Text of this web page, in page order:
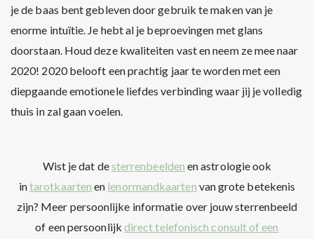
je de baas bent gebleven door gebruik te maken van je
enorme intuïtie. Je hebt al je beproevingen met glans
doorstaan. Houd deze kwaliteiten vast en neem ze mee naar
2020! 2020 belooft een prachtig jaar te worden met een
diepgaande emotionele liefdes verbinding waar jij je volledig
thuis in zal gaan voelen.
Wist je dat de sterrenbeelden en astrologie ook
intarotkaarten en lenormandkaarten van grote betekenis
zijn? Meer persoonlijke informatie over jouw sterrenbeeld
of een persoonlijk direct telefonisch consult of een